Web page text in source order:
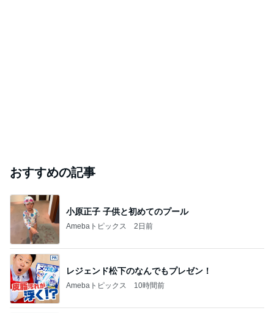
おすすめの記事
小原正子 子供と初めてのプール
Amebaトピックス 2日前
レジェンド松下のなんでもプレゼン！
Amebaトピックス 10時間前